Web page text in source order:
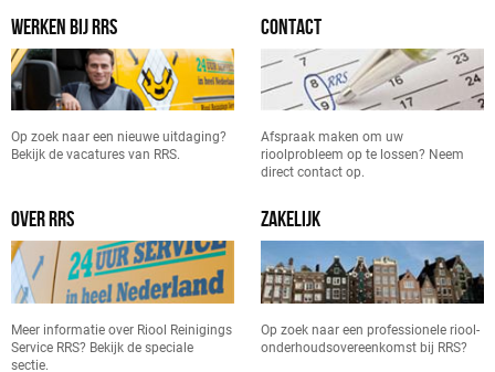
WERKEN BIJ RRS
Op zoek naar een nieuwe uitdaging?
Bekijk de vacatures van RRS.
CONTACT
Afspraak maken om uw
rioolprobleem op te lossen? Neem
direct contact op.
OVER RRS
Meer informatie over Riool Reinigings
Service RRS? Bekijk de speciale
sectie.
ZAKELIJK
Op zoek naar een professionele riool-
onderhoudsovereenkomst bij RRS?